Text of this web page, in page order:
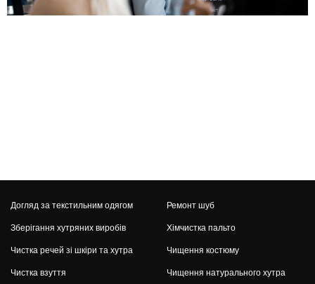
Догляд за текстильним одягом
Зберігання хутряних виробів
Чистка речей зі шкіри та хутра
Чистка взуття
Ремонт шуб
Хімчистка пальто
Чищення костюму
Чищення натурального хутра